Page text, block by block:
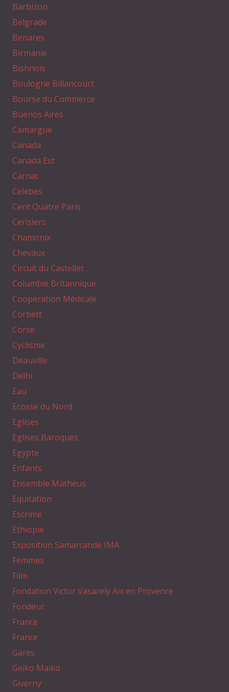
Barbizon
Belgrade
Benares
Birmanie
Bishnoïs
Boulogne Billancourt
Bourse du Commerce
Buenos Aires
Camargue
Canada
Canada Est
Carnac
Celebes
Cent Quatre Paris
Cerisiers
Chamonix
Chevaux
Circuit du Castellet
Columbie Britannique
Coopération Médicale
Corbett
Corse
Cyclisme
Deauville
Delhi
Eau
Ecosse du Nord
Eglises
Eglises Baroques
Egypte
Enfants
Ensemble Matheus
Equitation
Escrime
Ethiopie
Exposition Samarcande IMA
Femmes
Film
Fondation Victor Vasarely Aix en Provence
Fondeur
France
France
Gares
Geiko Maiko
Giverny